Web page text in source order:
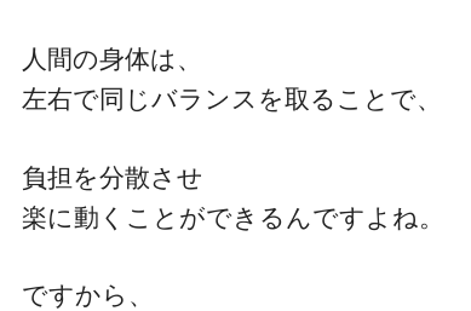
人間の身体は、
左右で同じバランスを取ることで、
負担を分散させ
楽に動くことができるんですよね。
ですから、